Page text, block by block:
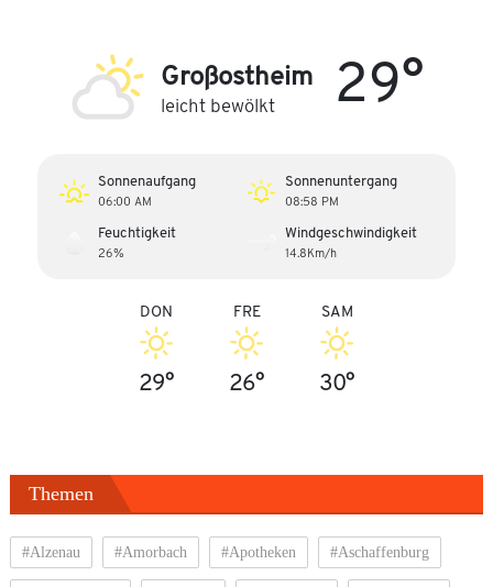
Großostheim
leicht bewölkt 29°
Sonnenaufgang
06:00 AM
Sonnenuntergang
08:58 PM
Feuchtigkeit
26%
Windgeschwindigkeit
14.8Km/h
DON
29°
FRE
26°
SAM
30°
Themen
#Alzenau #Amorbach #Apotheken #Aschaffenburg